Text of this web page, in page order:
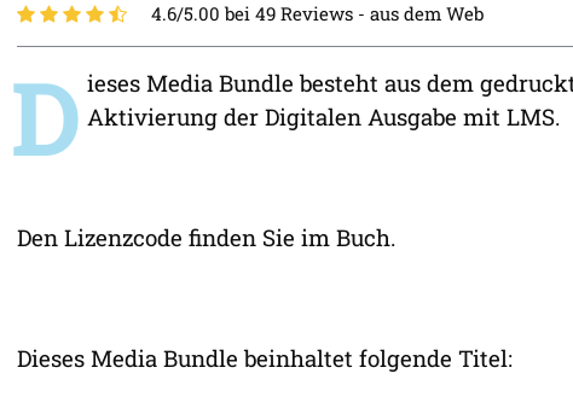
4.6/5.00 bei 49 Reviews - aus dem Web
D ieses Media Bundle besteht aus dem
Aktivierung der Digitalen Ausgabe mit LMS.
Den Lizenzcode finden Sie im Buch.
Dieses Media Bundle beinhaltet folgende Titel: